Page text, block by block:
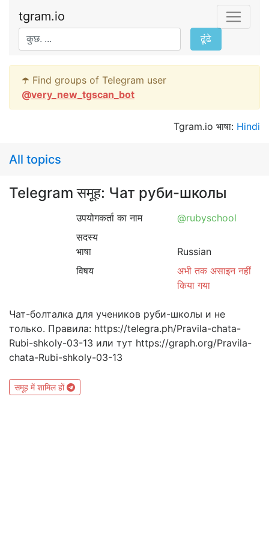
tgram.io
ढूंढे
☂️ Find groups of Telegram user
@very_new_tgscan_bot
Tgram.io भाषा: Hindi
All topics
Telegram समूह: Чат руби-школы
उपयोगकर्ता का नाम
@rubyschool
सदस्य
भाषा
Russian
विषय
अभी तक असाइन नहीं
किया गया
Чат-болталка для учеников руби-школы и не
только. Правила: https://telegra.ph/Pravila-chata-
Rubi-shkoly-03-13 или тут https://graph.org/Pravila-
chata-Rubi-shkoly-03-13
समूह में शामिल हों